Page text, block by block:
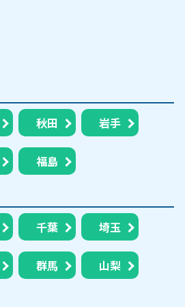
秋田 岩手
福島
千葉 埼玉
群馬
山梨